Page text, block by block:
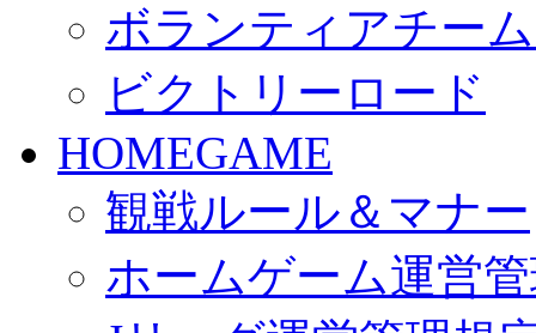
ボランティアチー
ビクトリーロード
HOMEGAME
観戦ルール＆マナー
ホームゲーム運営